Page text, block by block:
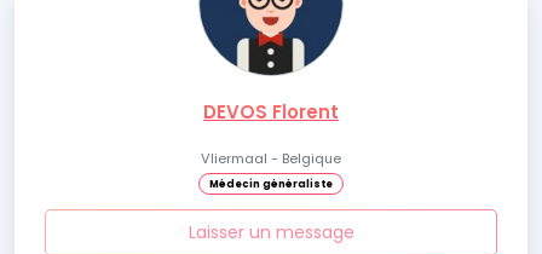
DEVOS Florent
Vliermaal - Belgique
Médecin généraliste
Laisser un message